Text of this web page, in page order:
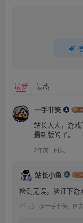
最新 最热
一手非笑
站长大大，游
最新版的了。
2年前 回复
站长小鱼
检测无误，验证下游
2年前 @一手非笑 回